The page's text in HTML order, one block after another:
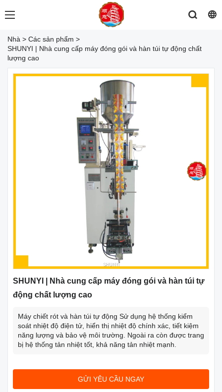
Nhà > Các sản phẩm >
SHUNYI | Nhà cung cấp máy đóng gói và hàn túi tự động chất
lượng cao
SHUNYI | Nhà cung cấp máy đóng gói và hàn túi tự
động chất lượng cao
Máy chiết rót và hàn túi tự động Sử dụng hệ thống kiểm
soát nhiệt độ điện tử, hiển thị nhiệt độ chính xác, tiết kiệm
năng lượng và bảo vệ môi trường. Ngoài ra còn được trang
bị hệ thống tản nhiệt tốt, khả năng tản nhiệt mạnh.
GỬI YÊU CẦU NGAY